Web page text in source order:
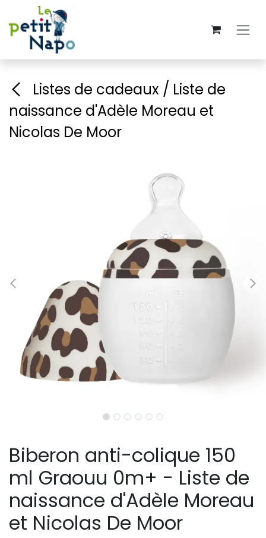
Se rendre au contenu
Listes de cadeaux / Liste de
naissance d'Adèle Moreau et
Nicolas De Moor
Biberon anti-colique 150
ml Graouu 0m+ - Liste de
naissance d'Adèle Moreau
et Nicolas De Moor